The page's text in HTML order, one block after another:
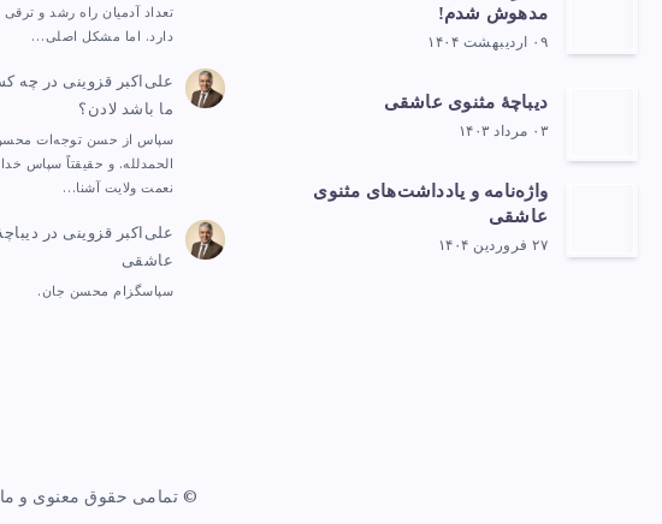
مدهوش شدم!
۰۹ اردیبهشت ۱۴۰۴
دیباچهٔ مثنوی عاشقی
۰۳ مرداد ۱۴۰۳
واژه‌نامه و یادداشت‌های مثنوی
عاشقی
۲۷ فروردین ۱۴۰۴
تعداد آدمیان راه رشد و
دارد. اما مشکل اصلی…
علی‌اکبر قزوینی در چه
ما باشد لادن؟
سپاس از حسن توجه‌ات
الحمدلله. و حقیقتاً سپاس
نعمت ولایت آشنا…
علی‌اکبر قزوینی در
عاشقی
سپاسگزام محسن جان.
© تمامی حقوق معنوی و